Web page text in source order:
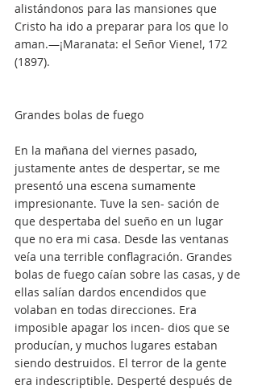
alistándonos para las mansiones que
Cristo ha ido a preparar para los que lo
aman.—¡Maranata: el Señor Viene!, 172
(1897).
Grandes bolas de fuego
En la mañana del viernes pasado,
justamente antes de despertar, se me
presentó una escena sumamente
impresionante. Tuve la sen- sación de
que despertaba del sueño en un lugar
que no era mi casa. Desde las ventanas
veía una terrible conflagración. Grandes
bolas de fuego caían sobre las casas, y de
ellas salían dardos encendidos que
volaban en todas direcciones. Era
imposible apagar los incen- dios que se
producían, y muchos lugares estaban
siendo destruidos. El terror de la gente
era indescriptible. Desperté después de